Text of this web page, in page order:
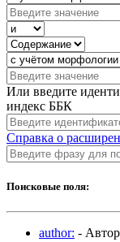
Или введите
индекс ББК
Справка о
Поисковые поля:
author: - Автор